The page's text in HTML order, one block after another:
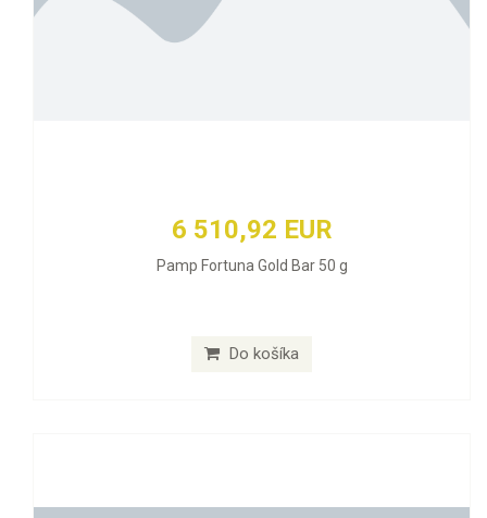
6 510,92 EUR
Pamp Fortuna Gold Bar 50 g
Do košíka